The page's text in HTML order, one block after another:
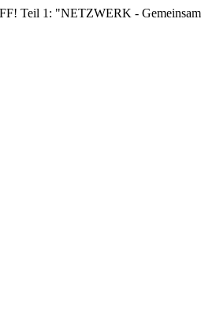
Teil 1: "NETZWERK - Gemeinsam